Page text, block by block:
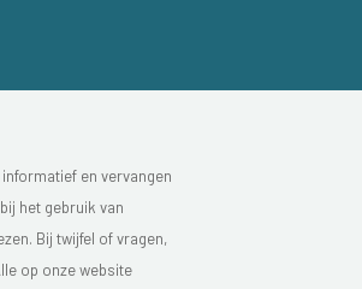
en vervangen
het gebruik van
Bij twijfel of vragen,
op onze website